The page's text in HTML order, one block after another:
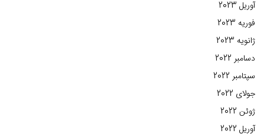
آوریل 2023
فوریه 2023
ژانویه 2023
دسامبر 2022
سپتامبر 2022
جولای 2022
ژوئن 2022
آوریل 2022